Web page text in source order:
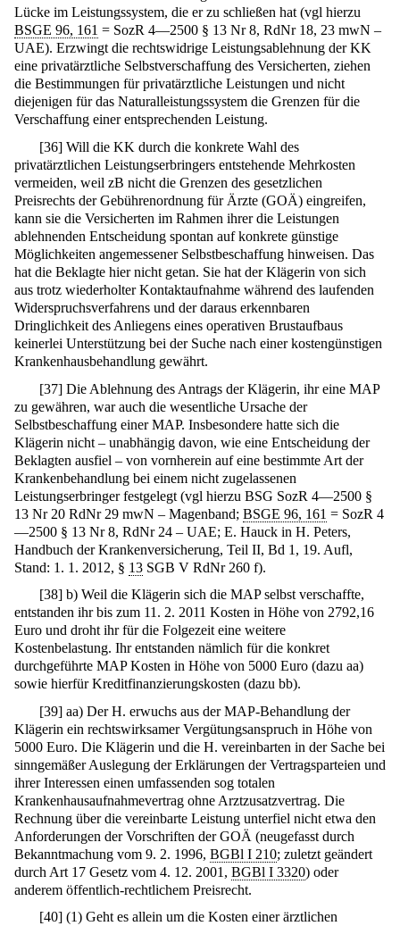
Lücke im Leistungssystem, die er zu schließen hat (vgl hierzu
BSGE 96, 161 = SozR 4—2500 § 13 Nr 8, RdNr 18, 23 mwN –
UAE). Erzwingt die rechtswidrige Leistungsablehnung der KK
eine privatärztliche Selbstverschaffung des Versicherten, ziehen
die Bestimmungen für privatärztliche Leistungen und nicht
diejenigen für das Naturalleistungssystem die Grenzen für die
Verschaffung einer entsprechenden Leistung.
[36] Will die KK durch die konkrete Wahl des
privatärztlichen Leistungserbringers entstehende Mehrkosten
vermeiden, weil zB nicht die Grenzen des gesetzlichen
Preisrechts der Gebührenordnung für Ärzte (GOÄ) eingreifen,
kann sie die Versicherten im Rahmen ihrer die Leistungen
ablehnenden Entscheidung spontan auf konkrete günstige
Möglichkeiten angemessener Selbstbeschaffung hinweisen. Das
hat die Beklagte hier nicht getan. Sie hat der Klägerin von sich
aus trotz wiederholter Kontaktaufnahme während des laufenden
Widerspruchsverfahrens und der daraus erkennbaren
Dringlichkeit des Anliegens eines operativen Brustaufbaus
keinerlei Unterstützung bei der Suche nach einer kostengünstigen
Krankenhausbehandlung gewährt.
[37] Die Ablehnung des Antrags der Klägerin, ihr eine MAP
zu gewähren, war auch die wesentliche Ursache der
Selbstbeschaffung einer MAP. Insbesondere hatte sich die
Klägerin nicht – unabhängig davon, wie eine Entscheidung der
Beklagten ausfiel – von vornherein auf eine bestimmte Art der
Krankenbehandlung bei einem nicht zugelassenen
Leistungserbringer festgelegt (vgl hierzu BSG SozR 4—2500 §
13 Nr 20 RdNr 29 mwN – Magenband; BSGE 96, 161 = SozR 4
—2500 § 13 Nr 8, RdNr 24 – UAE; E. Hauck in H. Peters,
Handbuch der Krankenversicherung, Teil II, Bd 1, 19. Aufl,
Stand: 1. 1. 2012, § 13 SGB V RdNr 260 f).
[38] b) Weil die Klägerin sich die MAP selbst verschaffte,
entstanden ihr bis zum 11. 2. 2011 Kosten in Höhe von 2792,16
Euro und droht ihr für die Folgezeit eine weitere
Kostenbelastung. Ihr entstanden nämlich für die konkret
durchgeführte MAP Kosten in Höhe von 5000 Euro (dazu aa)
sowie hierfür Kreditfinanzierungskosten (dazu bb).
[39] aa) Der H. erwuchs aus der MAP-Behandlung der
Klägerin ein rechtswirksamer Vergütungsanspruch in Höhe von
5000 Euro. Die Klägerin und die H. vereinbarten in der Sache bei
sinngemäßer Auslegung der Erklärungen der Vertragsparteien und
ihrer Interessen einen umfassenden sog totalen
Krankenhausaufnahmevertrag ohne Arztzusatzvertrag. Die
Rechnung über die vereinbarte Leistung unterfiel nicht etwa den
Anforderungen der Vorschriften der GOÄ (neugefasst durch
Bekanntmachung vom 9. 2. 1996, BGBl I 210; zuletzt geändert
durch Art 17 Gesetz vom 4. 12. 2001, BGBl I 3320) oder
anderem öffentlich-rechtlichem Preisrecht.
[40] (1) Geht es allein um die Kosten einer ärztlichen